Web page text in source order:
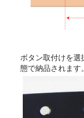
ボタン取付けを
態で納品されます。